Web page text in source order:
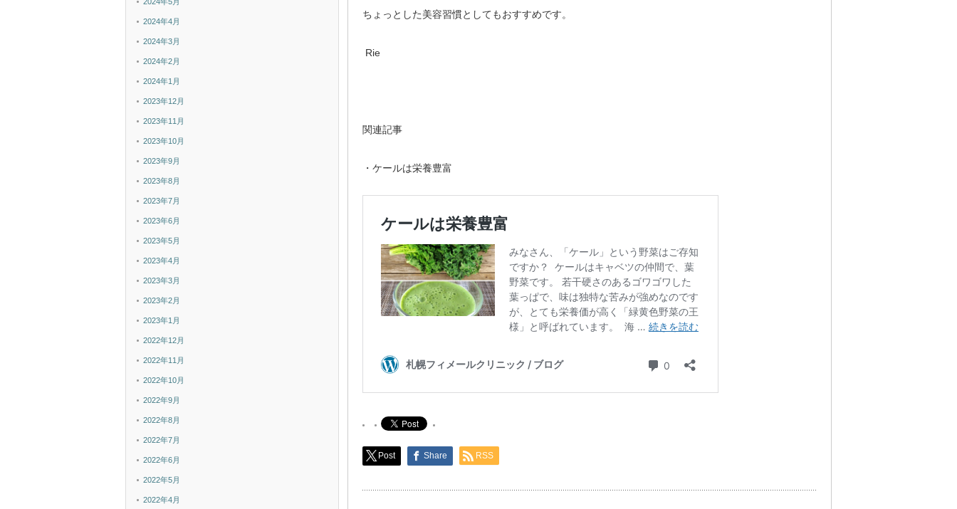
ちょっとした美容習慣としてもおすすめです。
Rie
関連記事
・ケールは栄養豊富
Post Share RSS
2024年4月
2024年3月
2024年2月
2024年1月
2023年12月
2023年11月
2023年10月
2023年9月
2023年8月
2023年7月
2023年6月
2023年5月
2023年4月
2023年3月
2023年2月
2023年1月
2022年12月
2022年11月
2022年10月
2022年9月
2022年8月
2022年7月
2022年6月
2022年5月
2022年4月